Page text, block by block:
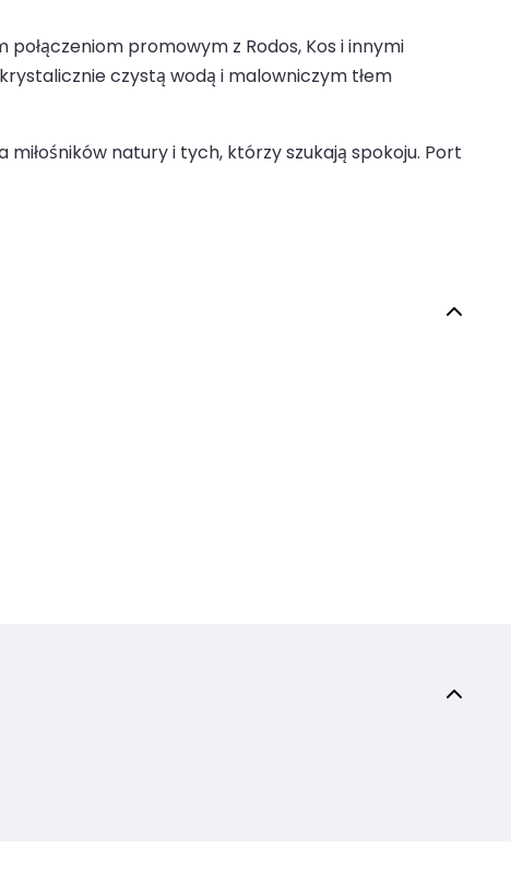
promowym z Rodos, Kos i innymi
czystą wodą i malowniczym tłem
natury i tych, którzy szukają spokoju. Port